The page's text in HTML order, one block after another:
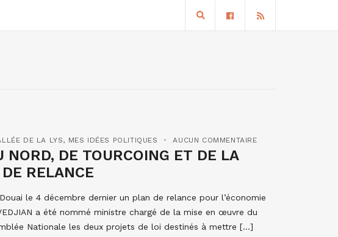
DE LA LYS, MES IDÉES POLITIQUES AUCUN COMMENTAIRE
NORD, DE TOURCOING ET DE LA
RELANCE
le 4 décembre dernier un plan de relance pour l’économie
a été nommé ministre chargé de la mise en œuvre du
Nationale les deux projets de loi destinés à mettre […]